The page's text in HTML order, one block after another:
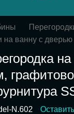
на ванну с дверью
N.602